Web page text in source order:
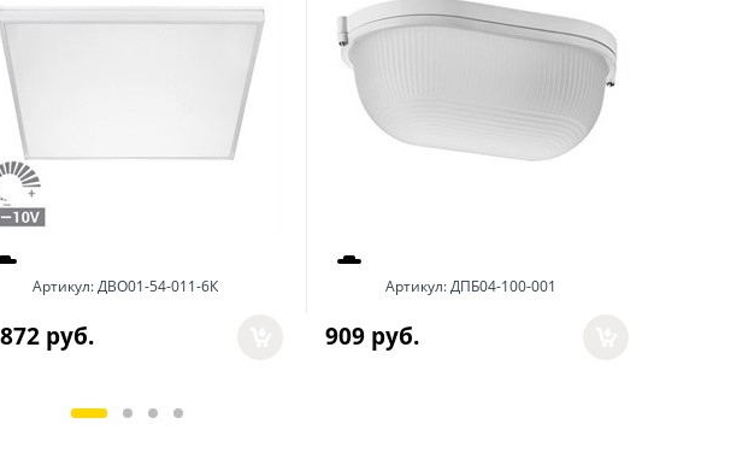
Артикул:ДВО01-54-011-6К
руб.
Артикул:ДПБ04-100-001
909 руб.